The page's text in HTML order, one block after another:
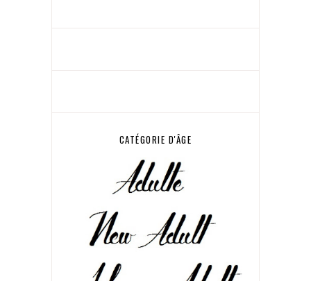
CATÉGORIE D'ÂGE